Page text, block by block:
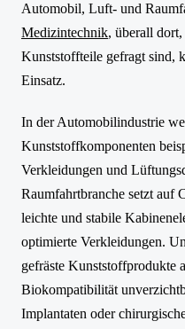
Automobil, Luft- und
Medizintechnik, überall
Kunststoffteile gefragt sind,
Einsatz.
In der Automobilindustrie
Kunststoffkomponenten
Verkleidungen und
Raumfahrtbranche setzt auf
leichte und stabile
optimierte Verkleidungen.
gefräste Kunststoffprodukte
Biokompatibilität
Implantaten oder